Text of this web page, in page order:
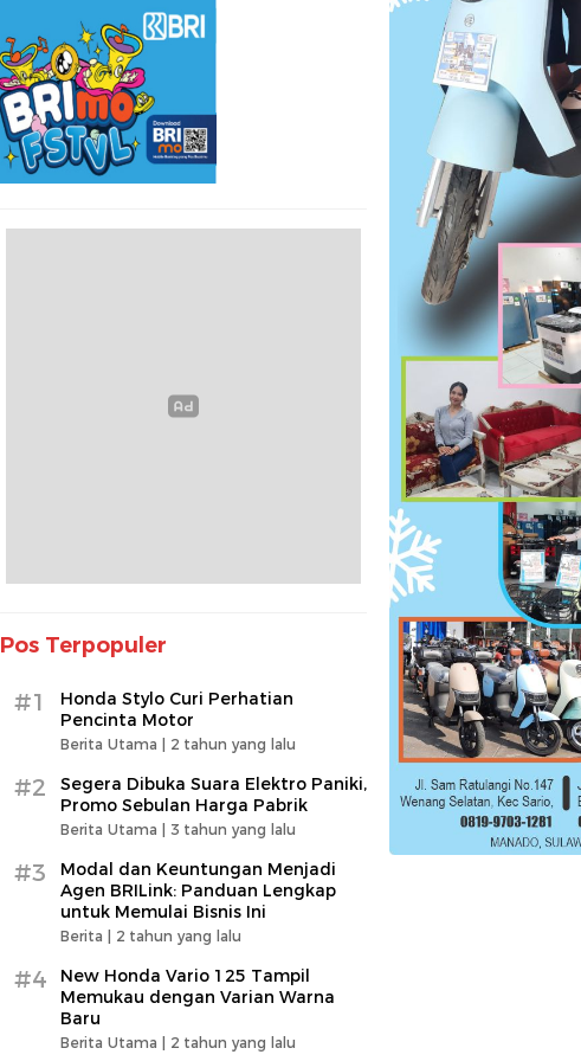
Pos Terpopuler
#1
Honda Stylo Curi Perhatian
Pencinta Motor
Berita Utama | 2 tahun yang lalu
#2
Segera Dibuka Suara Elektro Paniki,
Promo Sebulan Harga Pabrik
Berita Utama | 3 tahun yang lalu
#3
Modal dan Keuntungan Menjadi
Agen BRILink: Panduan Lengkap
untuk Memulai Bisnis Ini
Berita | 2 tahun yang lalu
#4
New Honda Vario 125 Tampil
Memukau dengan Varian Warna
Baru
Berita Utama | 2 tahun yang lalu